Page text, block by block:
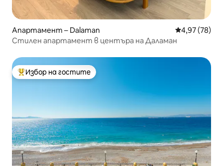
Апартамент – Dalaman Средна
4,97 (78)
Стилен апартамент в центъра на Даламан
Най-популярен избор на гостите
Избор на гостите